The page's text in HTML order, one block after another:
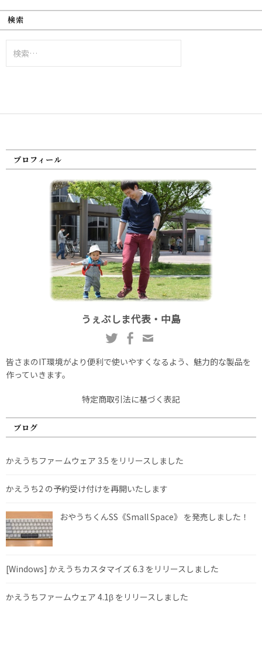
検索
索:
プロフィール
うぇぶしま代表・中島
皆さまのIT環境がより便利で使いやすくなるよう、魅力的な製品を
作っていきます。
特定商取引法に基づく表記
ブログ
かえうちファームウェア 3.5 をリリースしました
かえうち2 の予約受け付けを再開いたします
おやうちくんSS《Small Space》 を発売しました！
[Windows] かえうちカスタマイズ 6.3 をリリースしました
かえうちファームウェア 4.1β をリリースしました